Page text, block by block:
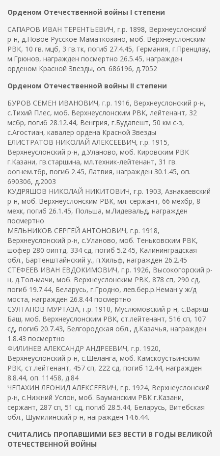
Орденом Отечественной войны I степени
САПАРОВ ИВАН ТЕРЕНТЬЕВИЧ, г.р. 1898, Верхнеуслонский
р-н, д.Новое Русское Маматкозино, моб. Верхнеуслонским
РВК, 10 гв. мцб, 3 гв.тк, погиб 27.4.45, Германия, г.Пренцлау,
м.Грюнов, награжден посмертно 26.5.45, награжден
орденом Красной Звезды, оп. 686196, д.7052
Орденом Отечественной войны II степени
БУРОВ СЕМЕН ИВАНОВИЧ, г.р. 1916, Верхнеуслонский р-н,
с.Тихий Плес, моб. Верхнеуслонским РВК, лейтенант, 32
мсбр, погиб 28.12.44, Венгрия, г.Будапешт, 50 км с-з,
с.Агостиан, кавалер ордена Красной Звезды
ЕЛИСТРАТОВ НИКОЛАЙ АЛЕКСЕЕВИЧ, г.р. 1915,
Верхнеуслонский р-н, д.Уланово, моб. Кировским РВК
г.Казани, гв.старшина, мл.техник-лейтенант, 31 гв.
оогнем.тбр, погиб 2.45, Латвия, награжден 30.1.45, оп.
690306, д.2003
КУДРЯШОВ НИКОЛАЙ НИКИТОВИЧ, г.р. 1903, Азнакаевский
р-н, моб. Верхнеуслонским РВК, мл. сержант, 66 мехбр, 8
мехк, погиб 26.1.45, Польша, м.Лидевальд, награжден
посмертно
МЕЛЬНИКОВ СЕРГЕЙ АНТОНОВИЧ, г.р. 1918,
Верхнеуслонский р-н, с.Уланово, моб. Теньковским РВК,
шофер 280 оиптд, 334 сд, погиб 5.2.45, Калининградская
обл., Бартенштайнский у., п.Хильф, награжден 26.2.45
СТЕФЕЕВ ИВАН ЕВДОКИМОВИЧ, г.р. 1926, Высокогорский р-
н, д.Тол-мачи, моб. Верхнеуслонским РВК, 878 сп, 290 сд,
погиб 19.7.44, Беларусь, г.Гродно, лев.бер.р.Неман у ж/д
моста, награжден 26.8.44 посмертно
СУЛТАНОВ МУРТАЗА, г.р. 1910, Муслюмовский р-н, с.Варяш-
Баш, моб. Верхнеуслонским РВК, ст.лейтенант, 516 сп, 107
сд, погиб 20.7.43, Белгородская обл., д.Казачья, награжден
1.8.43 посмертно
ФИЛИНЕВ АЛЕКСАНДР АНДРЕЕВИЧ, г.р. 1920,
Верхнеуслонский р-н, с.Шеланга, моб. Камскоустьинским
РВК, ст.лейтенант, 457 сп, 222 сд, погиб 12.44, награжден
8.8.44, оп. 11458, д.84
ЧЕПАХИН ЛЕОНИД АЛЕКСЕЕВИЧ, г.р. 1924, Верхнеуслонский
р-н, с.Нижний Услон, моб. Бауманским РВК г.Казани,
сержант, 287 сп, 51 сд, погиб 28.5.44, Беларусь, Витебская
обл., Шумилинский р-н, награжден 14.6.44.
СЧИТАЛИСЬ ПРОПАВШИМИ БЕЗ ВЕСТИ В ГОДЫ ВЕЛИКОЙ
ОТЕЧЕСТВЕННОЙ ВОЙНЫ